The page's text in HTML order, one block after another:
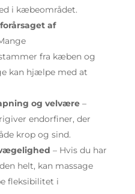
i kæbeområdet.
af
fra kæben og
kan hjælpe med at
og velvære–
endorfiner, der
krop og sind.
– Hvis du har
helt, kan massage
fleksibilitet i